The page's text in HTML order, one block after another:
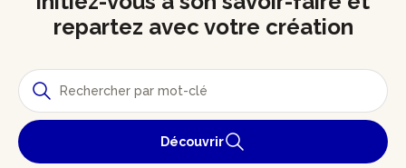
repartez avec votre création
Découvrir